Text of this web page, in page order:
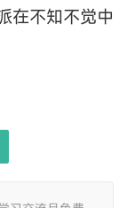
在不知不觉中